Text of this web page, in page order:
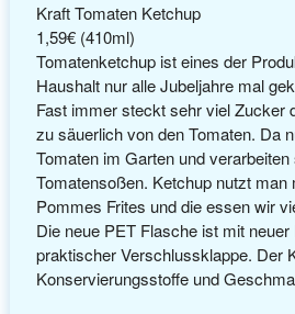
Kraft Tomaten Ketchup
1,59€ (410ml)
Tomatenketchup ist eines der
Haushalt nur alle Jubeljahre mal
Fast immer steckt sehr viel Zucker
zu säuerlich von den Tomaten. Da
Tomaten im Garten und
Tomatensoßen. Ketchup nutzt man
Pommes Frites und die essen wir
Die neue PET Flasche ist mit
praktischer Verschlussklappe. Der
Konservierungsstoffe und